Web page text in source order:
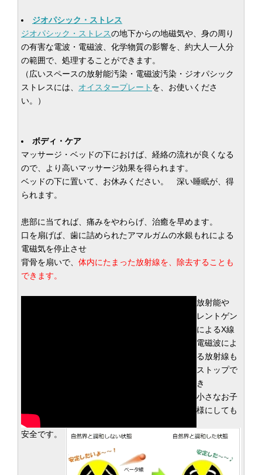
ジオパシック・ストレス
ジオパシック・ストレスの地下からの地磁気や、身の周り
の有害な電波・電磁波、化学物質の影響を、約大人一人分
の範囲で、処理することができます。
（広いスペースの放射能汚染・電磁波汚染・ジオパシック
ストレスには、 オイスタープレート を、お使いくださ
い。）
ボディ・ケア
マッサージ・ベッドの下におけば、経絡の流れが良くなる
ので、より高いマッサージ効果を得られます。
ベッドの下に置いて、お休みください。 深い睡眠が、得
られます。
患部に当てれば、痛みをやわらげ、治癒を早めます。
口を扇げば、歯に詰められたアマルガムの水銀もれによる
電磁気を停止させ
背骨を扇いで、 体内にたまった放射線を、除去することも
できます。
放射能や
レントゲン
によるX線
電磁波によ
る放射線も
ストップで
き
小さなお子
様にしても
安全です。